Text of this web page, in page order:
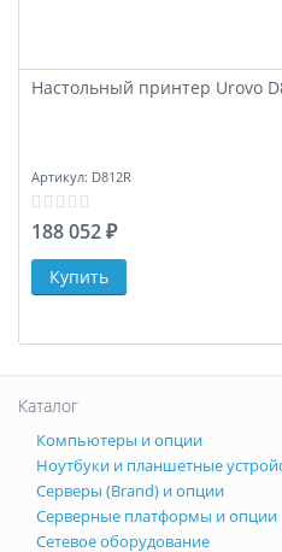
Настольный принтер Urovo
Артикул: D812R
188 052 ₽
Каталог
Компьютеры и опции
Ноутбуки и планшетные
Серверы (Brand) и опции
Серверные платформы и опции
Сетевое оборудование